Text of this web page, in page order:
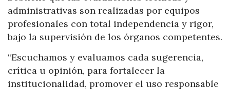
administrativas son realizadas por equipos
profesionales con total independencia y rigor,
bajo la supervisión de los órganos competentes.
“Escuchamos y evaluamos cada sugerencia,
crítica u opinión, para fortalecer la
institucionalidad, promover el uso responsable